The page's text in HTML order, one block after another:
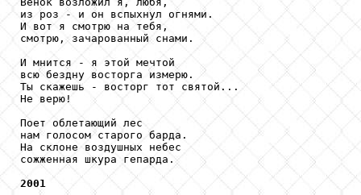
из роз - и он вспыхнул огнями.
И вот я смотрю на тебя,
смотрю, зачарованный снами.
И мнится - я этой мечтой
всю бездну восторга измерю.
Ты скажешь - восторг тот святой...
Не верю!
Поет облетающий лес
нам голосом старого барда.
На склоне воздушных небес
сожженная шкура гепарда.
2001